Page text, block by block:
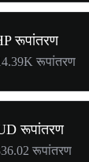
रूपांतरण
रूपांतरण
रूपांतरण
रूपांतरण